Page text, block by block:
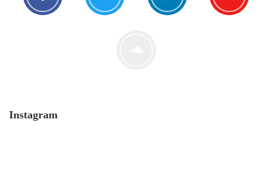
Instagram